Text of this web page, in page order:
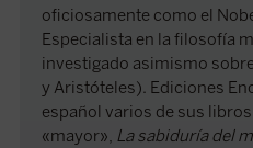
oficiosamente como el
Especialista en la filosofía
investigado asimismo
y Aristóteles). Ediciones
español varios de sus
«mayor», La sabiduría del